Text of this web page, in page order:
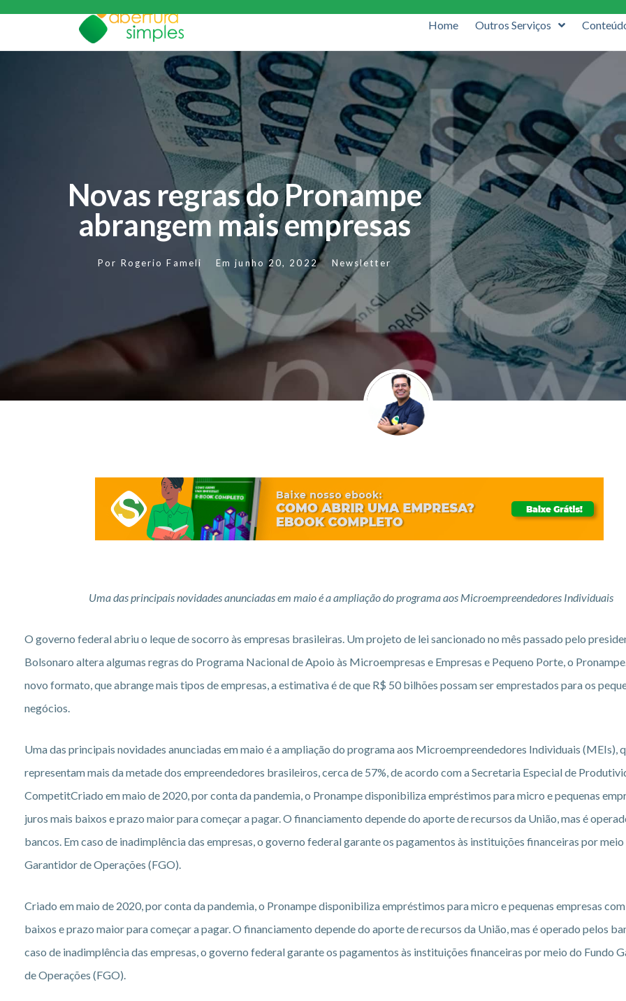
Home Outros Serviços
Novas regras do Pronampe
abrangem mais empresas
Por Rogerio Fameli Em junho 20, 2022 Newsletter
Uma das principais novidades anunciadas em maio é a ampliação do programa aos Microempreendedores Individuais
O governo federal abriu o leque de socorro às empresas brasileiras. Um projeto de lei sancionado no mês passado pelo
Bolsonaro altera algumas regras do Programa Nacional de Apoio às Microempresas e Empresas e Pequeno Porte, o
novo formato, que abrange mais tipos de empresas, a estimativa é de que R$ 50 bilhões possam ser emprestados para os
negócios.
Uma das principais novidades anunciadas em maio é a ampliação do programa aos Microempreendedores Individuais (MEIs),
representam mais da metade dos empreendedores brasileiros, cerca de 57%, de acordo com a Secretaria Especial de
CompetitCriado em maio de 2020, por conta da pandemia, o Pronampe disponibiliza empréstimos para micro e pequenas
juros mais baixos e prazo maior para começar a pagar. O financiamento depende do aporte de recursos da União, mas é
bancos. Em caso de inadimplência das empresas, o governo federal garante os pagamentos às instituições financeiras por meio
Garantidor de Operações (FGO).
Criado em maio de 2020, por conta da pandemia, o Pronampe disponibiliza empréstimos para micro e pequenas empresas
baixos e prazo maior para começar a pagar. O financiamento depende do aporte de recursos da União, mas é operado pelos
caso de inadimplência das empresas, o governo federal garante os pagamentos às instituições financeiras por meio do Fundo
de Operações (FGO).